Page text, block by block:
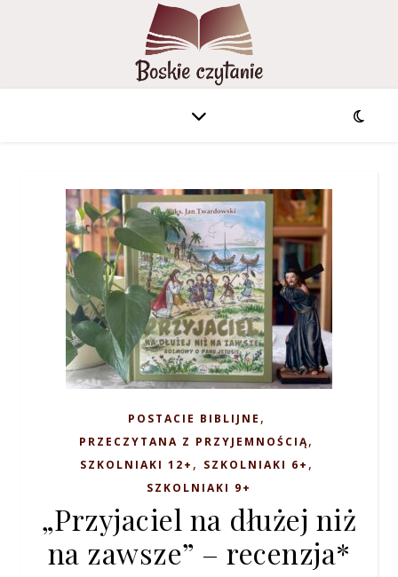
POSTACIE BIBLIJNE ,
PRZECZYTANA Z PRZYJEMNOŚCIĄ,
SZKOLNIAKI 12+ , SZKOLNIAKI 6+ ,
SZKOLNIAKI 9+
„Przyjaciel na dłużej niż
na zawsze” – recenzja*